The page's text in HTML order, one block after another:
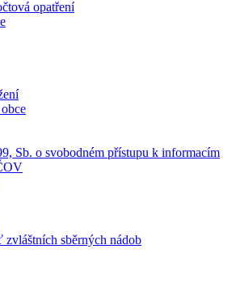
opatření
Sb. o svobodném přístupu k informacím
zvláštních sběrných nádob